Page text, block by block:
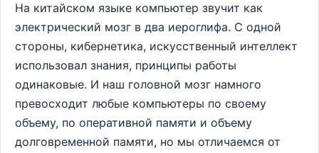
На китайском языке компьютер звучит как
электрический мозг в два иероглифа. С одной
стороны, кибернетика, искусственный интеллект
использовал знания, принципы работы
одинаковые. И наш головной мозг намного
превосходит любые компьютеры по своему
объему, по оперативной памяти и объему
долговременной памяти, но мы отличаемся от